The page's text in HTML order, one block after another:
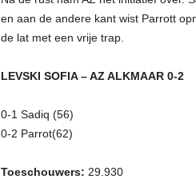
en aan de andere kant wist Parrott
de lat met een vrije trap.
LEVSKI SOFIA – AZ ALKMAAR 0-2
0-1 Sadiq (56)
0-2 Parrot(62)
Toeschouwers: 29.930